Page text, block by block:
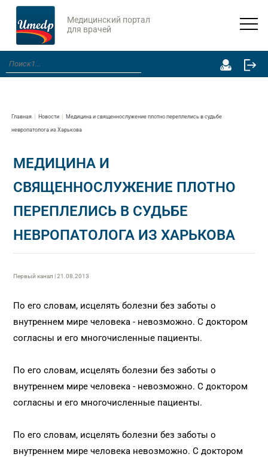
Медицинский портал
для врачей
Главная Новости Медицина и священнослужение плотно переплелись в судьбе
невропатолога из Харькова
МЕДИЦИНА И
СВЯЩЕННОСЛУЖЕНИЕ ПЛОТНО
ПЕРЕПЛЕЛИСЬ В СУДЬБЕ
НЕВРОПАТОЛОГА ИЗ ХАРЬКОВА
Первый канал | 21.08.2013
По его словам, исцелять болезни без заботы о
внутреннем мире человека - невозможно. С доктором
согласны и его многочисленные пациенты.
По его словам, исцелять болезни без заботы о
внутреннем мире человека - невозможно. С доктором
согласны и его многочисленные пациенты.
По его словам, исцелять болезни без заботы о
внутреннем мире человека невозможно. С доктором